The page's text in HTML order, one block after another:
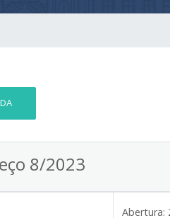
8/2023
Abertura: